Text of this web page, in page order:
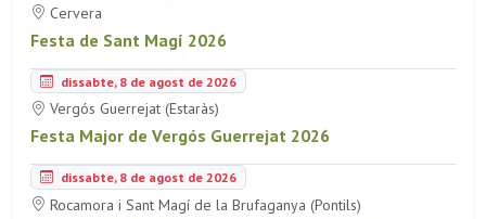
Cervera
Festa de Sant Magí 2026
dissabte, 8 de agost de 2026
Vergós Guerrejat (Estaràs)
Festa Major de Vergós Guerrejat 2026
dissabte, 8 de agost de 2026
Rocamora i Sant Magí de la Brufaganya (Pontils)